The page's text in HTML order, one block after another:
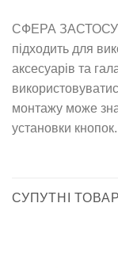
СФЕРА
підходить для
аксесуарів та
монтажу може
установки кнопок.
СУПУТНІ